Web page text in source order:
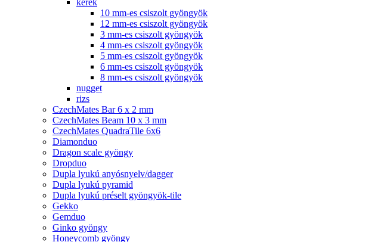
kerek
10 mm-es csiszolt gyöngyök
12 mm-es csiszolt gyöngyök
3 mm-es csiszolt gyöngyök
4 mm-es csiszolt gyöngyök
5 mm-es csiszolt gyöngyök
6 mm-es csiszolt gyöngyök
8 mm-es csiszolt gyöngyök
nugget
rizs
CzechMates Bar 6 x 2 mm
CzechMates Beam 10 x 3 mm
CzechMates QuadraTile 6x6
Diamonduo
Dragon scale gyöngy
Dropduo
Dupla lyukú anyósnyelv/dagger
Dupla lyukú pyramid
Dupla lyukú préselt gyöngyök-tile
Gekko
Gemduo
Ginko gyöngy
Honeycomb gyöngy